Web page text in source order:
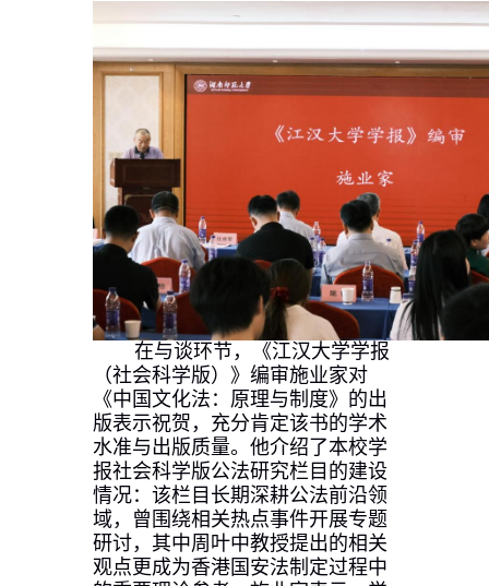
在与谈环节，《江汉大学学报
（社会科学版）》编审施业家对
《中国文化法：原理与制度》的出
版表示祝贺，充分肯定该书的学术
水准与出版质量。他介绍了本校学
报社会科学版公法研究栏目 的建设
情况：该栏目长期深耕公法前沿领
域，曾围绕相关热点事件开展专题
研讨，其中周叶中教授提出的相关
观点更成为香港国安法制定过程中